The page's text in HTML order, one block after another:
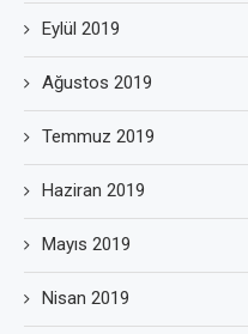
Eylül 2019
Ağustos 2019
Temmuz 2019
Haziran 2019
Mayıs 2019
Nisan 2019